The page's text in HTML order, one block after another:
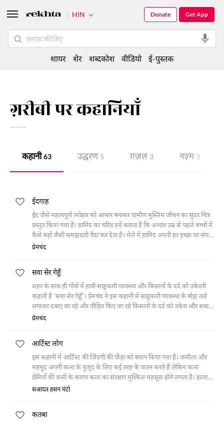
ग़रीबी पर कहानियाँ
कहानी 63 उद्धरण 5 ग़ज़ल 3 नज़्म 3
ईदगाह
ईद जैसे महत्वपूर्ण त्योहार को आधार बनाकर ग्रामीण मुस्लिम जीवन का सुंदर चित्र
प्रस्तुत किया गया है। हामिद का चरित्र हमें बताता है कि अभाव उम्र से पहले बच्चों में
कैसे बड़ों जैसी समझदारी पैदा कर देता है। मेले में हामिद अपनी हर इच्छा पर संयम
रखने में विजयी होता है। और अपनी दादी अमीना के लिए एक चिमटा ख़रीद लेता है
प्रेमचंद
सवा सेर गेहूँ
शहर के साथ ही गाँवों में हावी साहूकारी व्यवस्था और किसानों के दर्द को उकेरती
कहानी है ‘सवा सेर गेहूँ’। प्रेमचंद ने इस कहानी में साहूकारी व्यवस्था के बोझ तले
लगातार दबाए जा रहे और पीड़ित किए जा रहे किसानों के दर्द को उकेरा और सवाल
उठाया कि आख़िर कब तक किसान साहूकारों द्वारा कुचला जाता रहेगा।
प्रेमचंद
आर्टिस्ट लोग
इस कहानी में आर्टिस्ट की ज़िंदगी की पीड़ा को बयान किया गया है। जमीला और
महमूद अपनी कला के वुजूद के लिए कई तरह के जतन करते हैं लेकिन कला
प्रेमियों की कमी के कारण कला का संरक्षण मुश्किल महसूस होने लगता है। हालात
से परेशान हो कर आर्थिक निश्चिंतता के लिए वे एक फैक्ट्री में काम करने लगते हैं,
सआदत हसन मंटो
कतबा
HIN Get App
Donate
शायर शेर शब्दकोश वीडियो ई-पुस्तक